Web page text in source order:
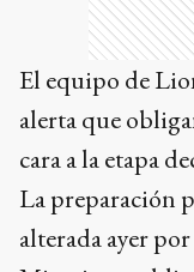
El equipo de
alerta que
cara a la etapa
La preparación
alterada ayer